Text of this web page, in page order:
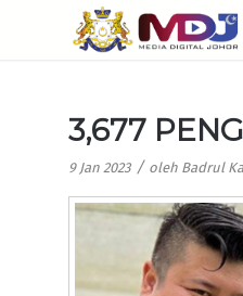
3,677
9 Jan 2023 / oleh Badrul